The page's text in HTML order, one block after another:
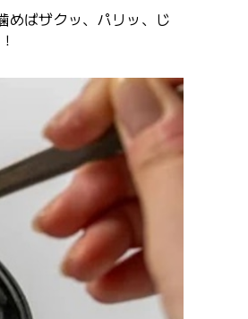
ばザクッ、パリッ、じ